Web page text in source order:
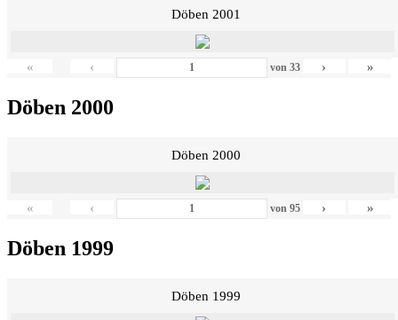
Döben 2001
« ‹ von 33 › »
Döben 2000
Döben 2000
« ‹ von 95 › »
Döben 1999
Döben 1999